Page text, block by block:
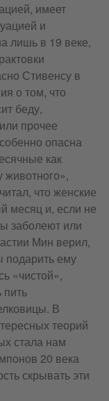
имеет
и
лишь в 19 веке,
Стивенсу в
о том, что
беду,
прочее
опасна
как
животного»,
что женские
месяц и, если не
заболеют или
Мин верил,
подарить ему
«чистой»,
В
теорий
стала нам
20 века
скрывать эти